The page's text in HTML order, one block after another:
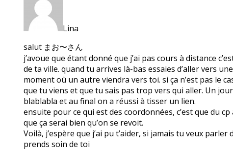
Lina
salut まお〜さん
j’avoue que étant donné que j’ai pas cours à distance
de ta ville. quand tu arrives là-bas essaies d’aller vers
moment où un autre viendra vers toi. si ça n’est pas le
que tu viens et que tu sais pas trop vers qui aller. Un
blablabla et au final on a réussi à tisser un lien.
ensuite pour ce qui est des coordonnées, c’est que du
que ça serai bien qu’on se revoit.
Voilà, j’espère que j’ai pu t’aider, si jamais tu veux
prends soin de toi